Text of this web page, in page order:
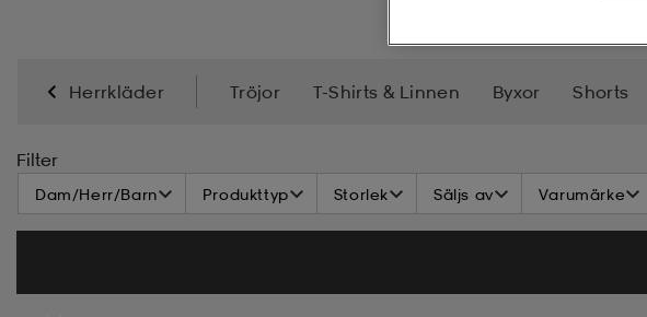
Herrkläder Tröjor T-Shirts & Linnen Byxor Shorts
Solglasögon
Filter
Dam/Herr/Barn Produkttyp Storlek Säljs av Varumärke